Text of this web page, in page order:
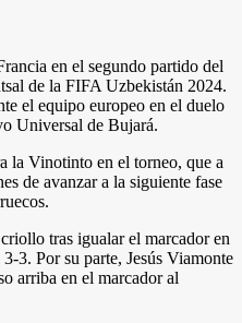
en el segundo partido del
de la FIFA Uzbekistán 2024.
el equipo europeo en el duelo
Universal de Bujará.
la Vinotinto en el torneo, que a
de avanzar a la siguiente fase
tras igualar el marcador en
3. Por su parte, Jesús Viamonte
arriba en el marcador al